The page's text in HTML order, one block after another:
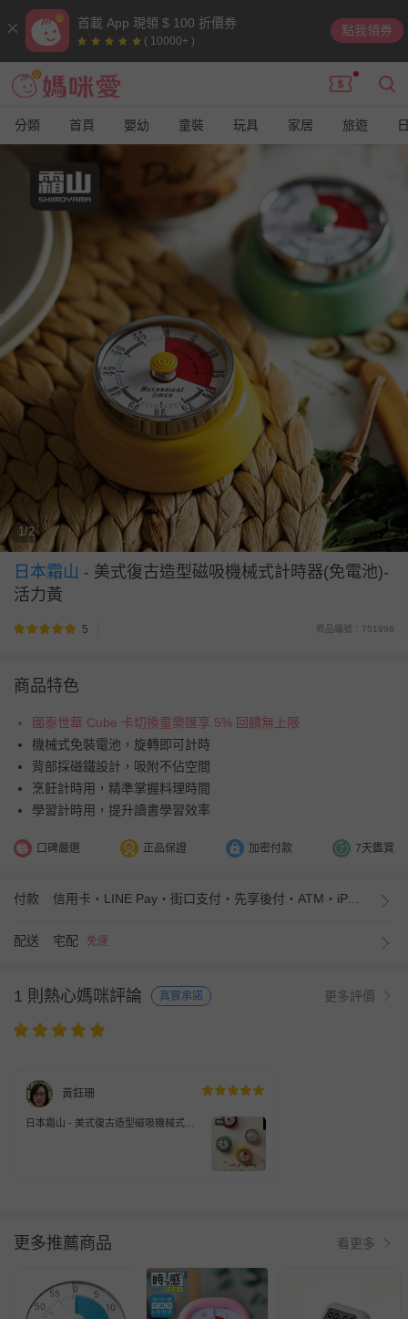
首載 App 現領 $ 100 折價券
( 10000+ )
點我領券
分類 首頁 嬰幼 童裝 玩具 家居 旅遊
1/2
日本霜山 - 美式復古造型磁吸機械式計時器(免電池)-
活力黃
5 商品編號：751998
商品特色
國泰世華 Cube 卡切換童樂匯享 5% 回饋無上限
機械式免裝電池，旋轉即可計時
背部採磁鐵設計，吸附不佔空間
烹飪計時用，精準掌握料理時間
學習計時用，提升讀書學習效率
口碑嚴選 正品保證 加密付款 7天鑑賞
付款 信用卡・LINE Pay・街口支付・先享後付・ATM・iPASS MONEY
配送 宅配 免運
1 則熱心媽咪評論 真實承諾 更多評價
黃鈺珊
日本霜山 - 美式復古造型磁吸機械式計
更多推薦商品 看更多